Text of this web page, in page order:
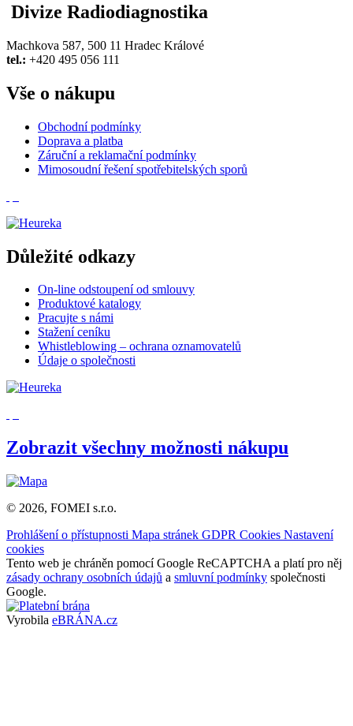
Divize Radiodiagnostika
Machkova 587, 500 11 Hradec Králové
tel.: +420 495 056 111
Vše o nákupu
Obchodní podmínky
Doprava a platba
Záruční a reklamační podmínky
Mimosoudní řešení spotřebitelských sporů
Důležité odkazy
On-line odstoupení od smlouvy
Produktové katalogy
Pracujte s námi
Stažení ceníku
Whistleblowing – ochrana oznamovatelů
Údaje o společnosti
Zobrazit všechny možnosti nákupu
© 2026, FOMEI s.r.o.
Prohlášení o přístupnosti Mapa stránek GDPR Cookies Nastavení
cookies
Tento web je chráněn pomocí Google ReCAPTCHA a platí pro něj
zásady ochrany osobních údajů a smluvní podmínky společnosti
Google.
Vyrobila eBRÁNA.cz